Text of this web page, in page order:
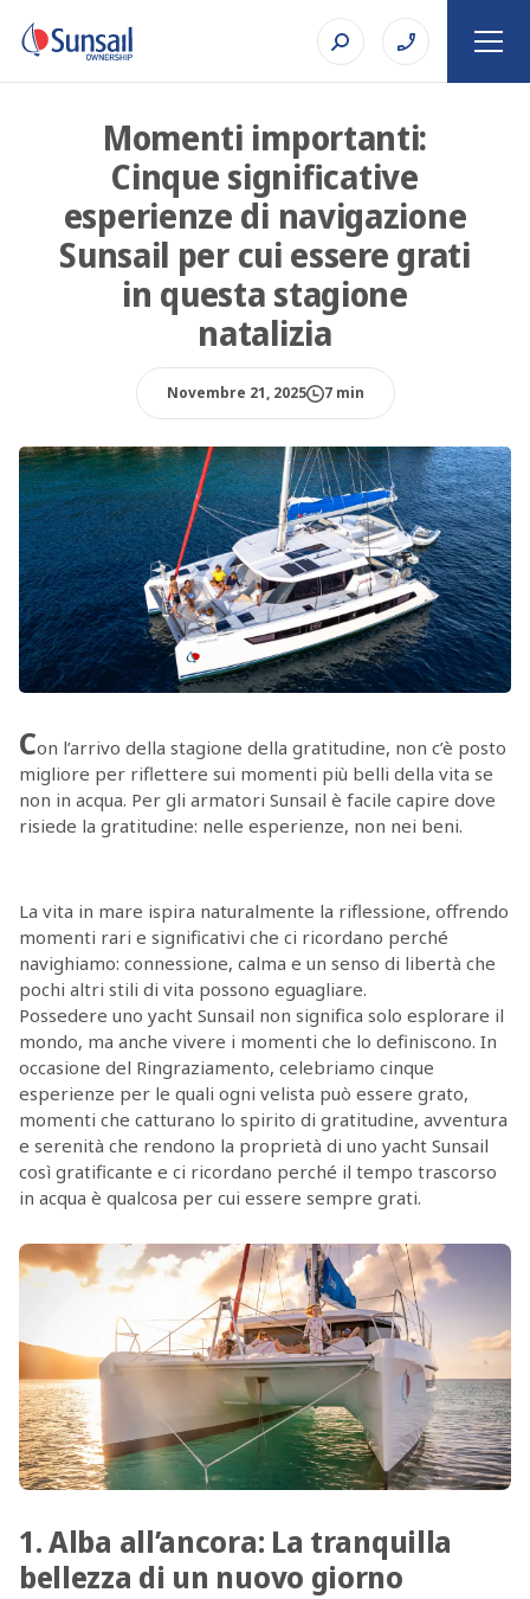
Momenti importanti:
Cinque significative
esperienze di navigazione
Sunsail per cui essere grati
in questa stagione
natalizia
Novembre 21, 2025 7 min
Con l’arrivo della stagione della gratitudine, non c’è posto
migliore per riflettere sui momenti più belli della vita se
non in acqua. Per gli armatori Sunsail è facile capire dove
risiede la gratitudine: nelle esperienze, non nei beni.
La vita in mare ispira naturalmente la riflessione, offrendo
momenti rari e significativi che ci ricordano perché
navighiamo: connessione, calma e un senso di libertà che
pochi altri stili di vita possono eguagliare.
Possedere uno yacht Sunsail non significa solo esplorare il
mondo, ma anche vivere i momenti che lo definiscono. In
occasione del Ringraziamento, celebriamo cinque
esperienze per le quali ogni velista può essere grato,
momenti che catturano lo spirito di gratitudine, avventura
e serenità che rendono la proprietà di uno yacht Sunsail
così gratificante e ci ricordano perché il tempo trascorso
in acqua è qualcosa per cui essere sempre grati.
1. Alba all’ancora: La tranquilla
bellezza di un nuovo giorno